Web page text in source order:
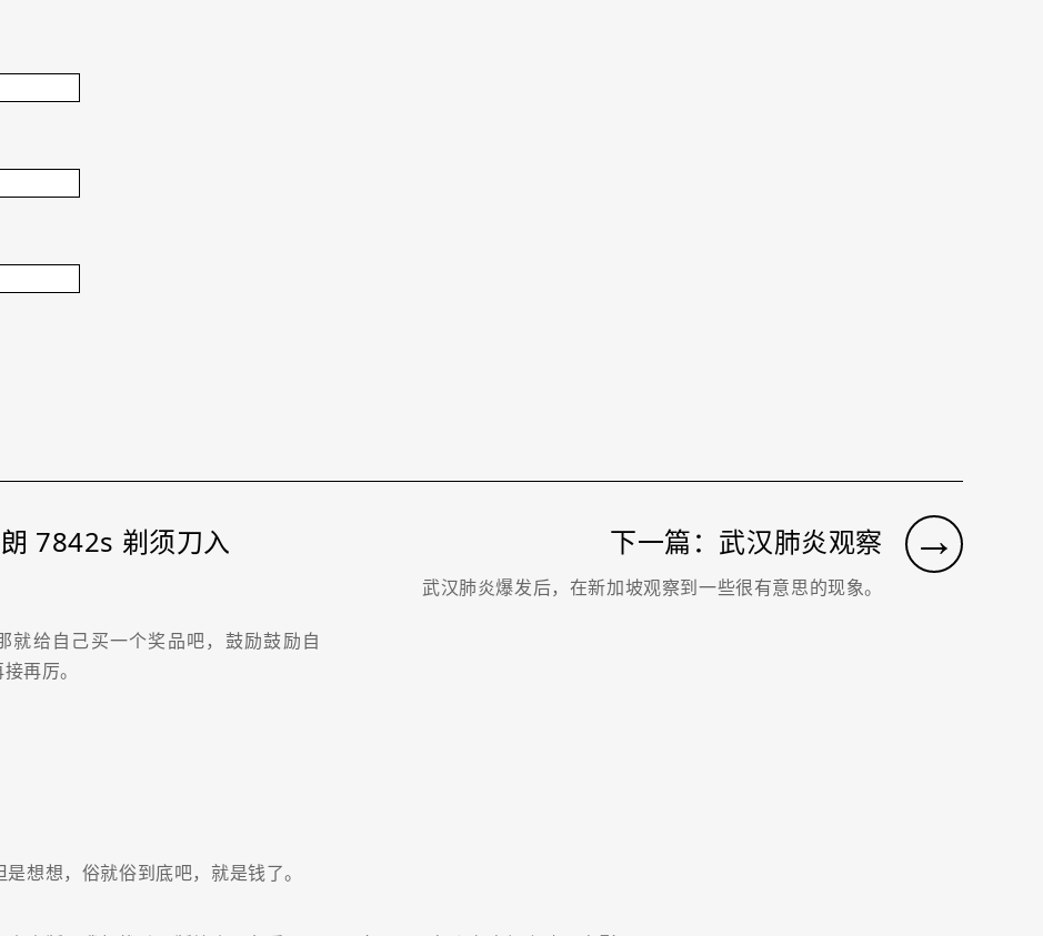
7842s 剃须刀入
就给自己买一个奖品吧，鼓励鼓励自
再厉。
→
下一篇：武汉肺炎观察
武汉肺炎爆发后，在新加坡观察到一些很有意思的现象。
想想，俗就俗到底吧，就是钱了。